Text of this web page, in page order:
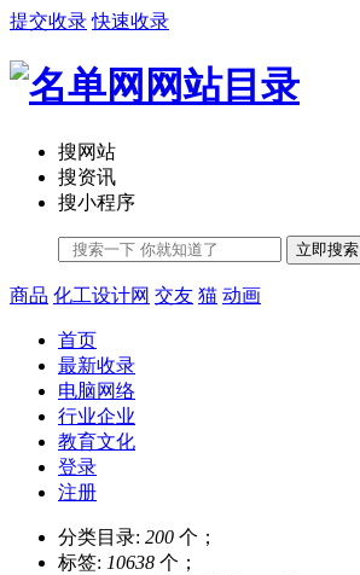
提交收录 快速收录
搜网站
搜资讯
搜小程序
立即搜索
商品 化工设计网 交友 猫 动画
首页
最新收录
电脑网络
行业企业
教育文化
登录
注册
分类目录: 200 个；
标签: 10638 个；